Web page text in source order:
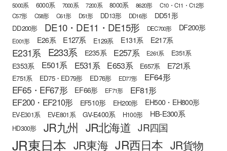
5000系 6000系 7000系 7200系 8000系 8620形
C10・C11・C12形
C57形
C58形 C61形 D51形 DD13形 DD16形 DD51形
DD200形 DE10・DE11・DE15形 DEC700形 DF200形
E001形 E26系 E127系 E129系 E131系 E217系
E231系 E233系 E235系 E257系 E261系 E351系
E353系 E501系 E531系 E653系 E657系 E721系
E751系 ED75・ED79形 ED76形 ED77形 EF64形
EF65・EF67形 EF66形 EF71形
EF81形
EF200・EF210形
EF510形 EH200形 EH500・EH800形
EV-E301系 EV-E801系 GV-E400系 H100形 HB-E300系
HD300形 JR九州 JR北海道 JR四国
JR東日本 JR東海 JR西日本 JR貨物